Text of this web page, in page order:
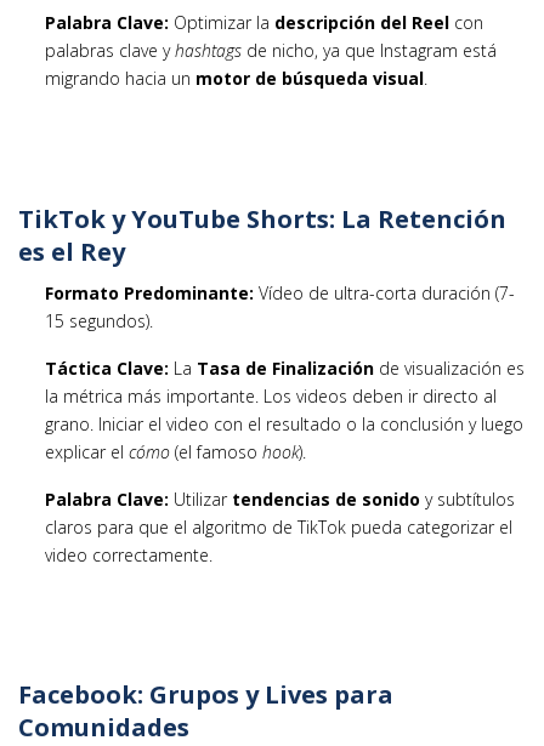
Palabra Clave: Optimizar la descripción del Reel con
palabras clave yhashtags de nicho, ya que Instagram está
migrando hacia un motor de búsqueda visual.
TikTok y YouTube Shorts: La Retención
es el Rey
Formato Predominante: Vídeo de ultra-corta duración (7-
15 segundos).
Táctica Clave: La Tasa de Finalización de visualización es
la métrica más importante. Los videos deben ir directo al
grano. Iniciar el video con el resultado o la conclusión y luego
explicar elcómo (el famosohook).
Palabra Clave: Utilizar tendencias de sonido y subtítulos
claros para que el algoritmo de TikTok pueda categorizar el
video correctamente.
Facebook: Grupos y Lives para
Comunidades